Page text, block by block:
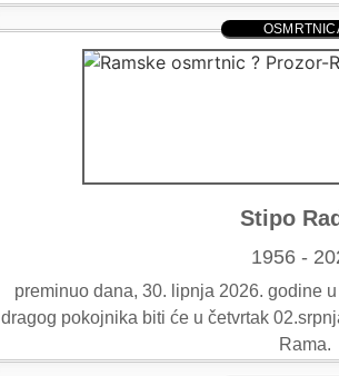
Stipo
1956 -
preminuo dana, 30. lipnja 2026. godine
dragog pokojnika biti će u četvrtak
Rama.